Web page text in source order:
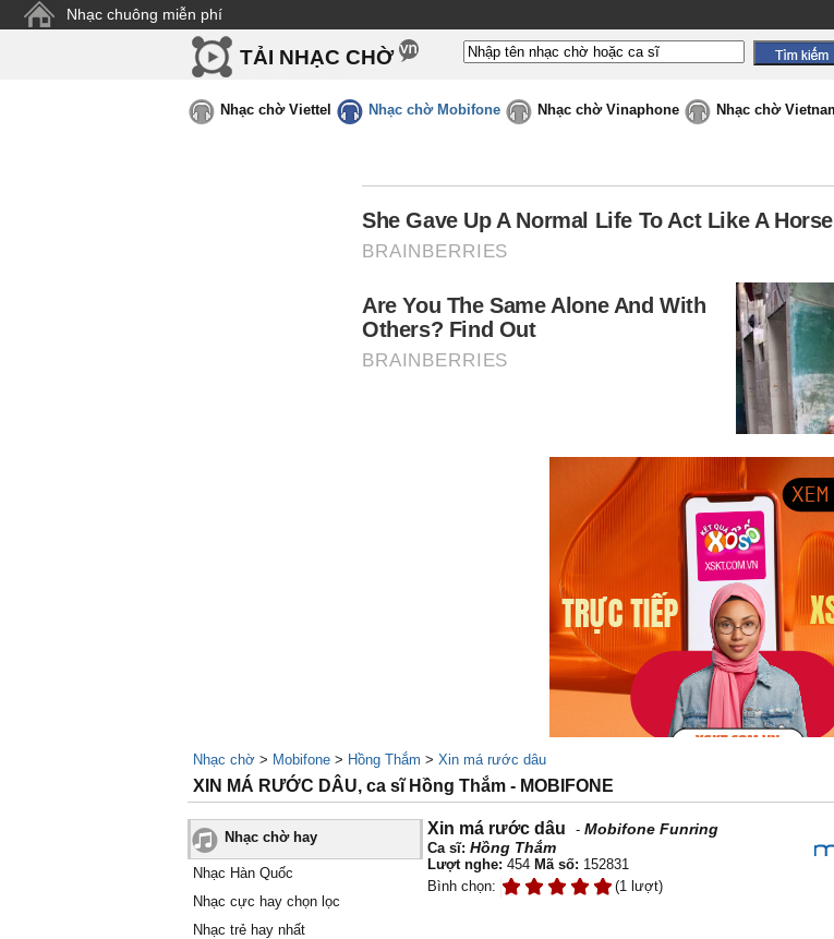
Nhạc chuông miễn phí
TẢI NHẠC CHỜ
Nhạc chờ Viettel Nhạc chờ Mobifone Nhạc chờ Vinaphone Nhạc chờ
Nhạc chờ > Mobifone > Hồng Thắm > Xin má rước dâu
XIN MÁ RƯỚC DÂU, ca sĩ Hồng Thắm - MOBIFONE
Nhạc chờ hay
Nhạc Hàn Quốc
Nhạc cực hay chọn lọc
Nhạc trẻ hay nhất
Xin má rước dâu - Mobifone Funring
Ca sĩ: Hồng Thắm
Lượt nghe: 454 Mã số: 152831
Bình chọn:
(1 lượt)